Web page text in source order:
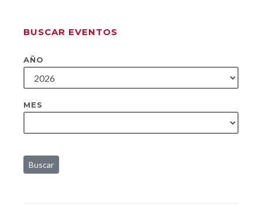
BUSCAR EVENTOS
AÑO
MES
Buscar